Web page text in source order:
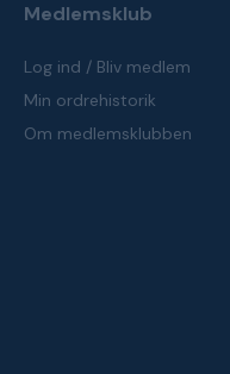
Medlemsklub
Log ind / Bliv medlem
Min ordrehistorik
Om medlemsklubben